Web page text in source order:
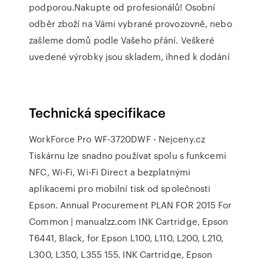
podporou.Nakupte od profesionálů! Osobní
odběr zboží na Vámi vybrané provozovně, nebo
zašleme domů podle Vašeho přání. Veškeré
uvedené výrobky jsou skladem, ihned k dodání
Technická specifikace
WorkForce Pro WF-3720DWF - Nejceny.cz
Tiskárnu lze snadno používat spolu s funkcemi
NFC, Wi-Fi, Wi-Fi Direct a bezplatnými
aplikacemi pro mobilní tisk od společnosti
Epson. Annual Procurement PLAN FOR 2015 For
Common | manualzz.com INK Cartridge, Epson
T6441, Black, for Epson L100, L110, L200, L210,
L300, L350, L355 155. INK Cartridge, Epson